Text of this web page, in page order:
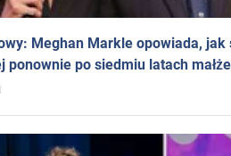
Meghan Markle opowiada, jak
ponownie po siedmiu latach